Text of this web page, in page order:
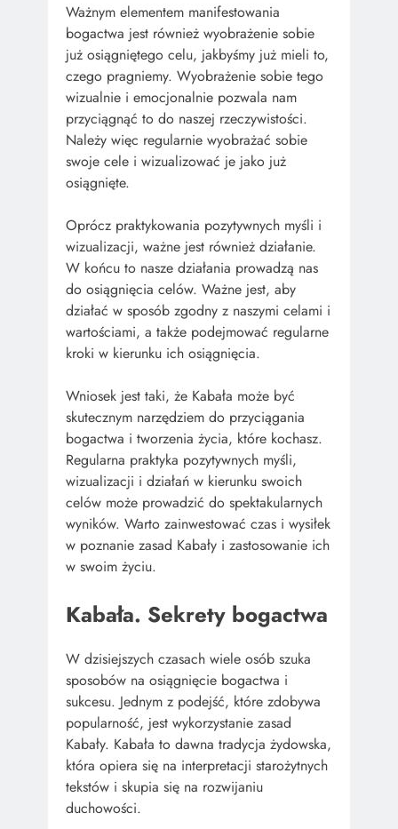
Ważnym elementem manifestowania
bogactwa jest również wyobrażenie sobie
już osiągniętego celu, jakbyśmy już mieli to,
czego pragniemy. Wyobrażenie sobie tego
wizualnie i emocjonalnie pozwala nam
przyciągnąć to do naszej rzeczywistości.
Należy więc regularnie wyobrażać sobie
swoje cele i wizualizować je jako już
osiągnięte.
Oprócz praktykowania pozytywnych myśli i
wizualizacji, ważne jest również działanie.
W końcu to nasze działania prowadzą nas
do osiągnięcia celów. Ważne jest, aby
działać w sposób zgodny z naszymi celami i
wartościami, a także podejmować regularne
kroki w kierunku ich osiągnięcia.
Wniosek jest taki, że Kabała może być
skutecznym narzędziem do przyciągania
bogactwa i tworzenia życia, które kochasz.
Regularna praktyka pozytywnych myśli,
wizualizacji i działań w kierunku swoich
celów może prowadzić do spektakularnych
wyników. Warto zainwestować czas i wysiłek
w poznanie zasad Kabały i zastosowanie ich
w swoim życiu.
Kabała. Sekrety bogactwa
W dzisiejszych czasach wiele osób szuka
sposobów na osiągnięcie bogactwa i
sukcesu. Jednym z podejść, które zdobywa
popularność, jest wykorzystanie zasad
Kabały. Kabała to dawna tradycja żydowska,
która opiera się na interpretacji starożytnych
tekstów i skupia się na rozwijaniu
duchowości.